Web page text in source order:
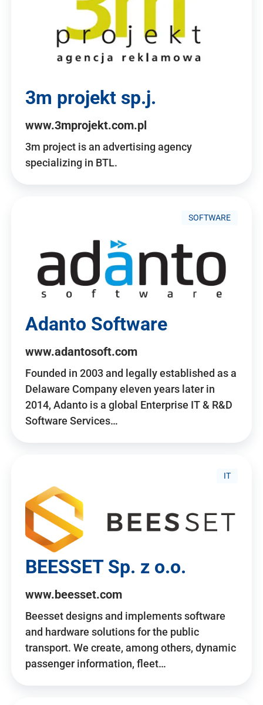
3m projekt sp.j.
www.3mprojekt.com.pl
3m project is an advertising agency
specializing in BTL.
SOFTWARE
Adanto Software
www.adantosoft.com
Founded in 2003 and legally established as a
Delaware Company eleven years later in
2014, Adanto is a global Enterprise IT & R&D
Software Services…
IT
BEESSET Sp. z o.o.
www.beesset.com
Beesset designs and implements software
and hardware solutions for the public
transport. We create, among others, dynamic
passenger information, fleet…